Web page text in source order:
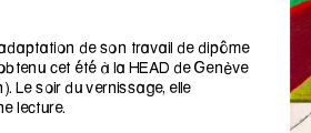
de son travail de dipôme
cet été à la HEAD de Genève
Le soir du vernissage, elle
lecture.